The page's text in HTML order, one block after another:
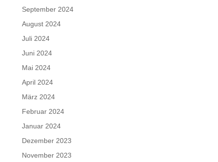
September 2024
August 2024
Juli 2024
Juni 2024
Mai 2024
April 2024
März 2024
Februar 2024
Januar 2024
Dezember 2023
November 2023